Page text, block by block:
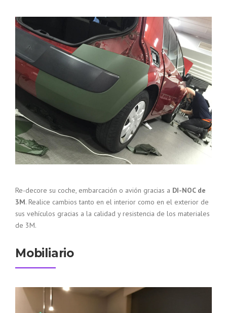
Re-decore su coche, embarcación o avión gracias a DI-NOC de
3M. Realice cambios tanto en el interior como en el exterior de
sus vehículos gracias a la calidad y resistencia de los materiales
de 3M.
Mobiliario